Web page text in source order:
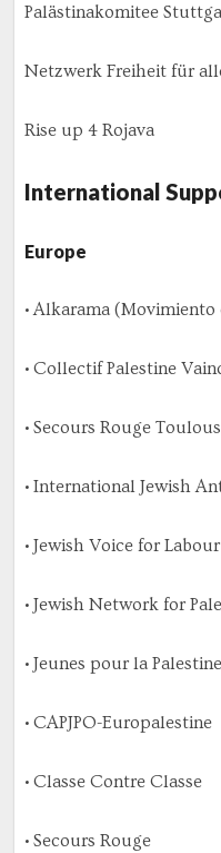
Palästinakomitee
Netzwerk Freiheit für
Rise up 4 Rojava
International
Europe
• Alkarama
• Collectif Palestine
• Secours Rouge
• International Jewish
• Jewish Voice for
• Jewish Network for
• Jeunes pour la
• CAPJPO-Europalestine
• Classe Contre Classe
• Secours Rouge